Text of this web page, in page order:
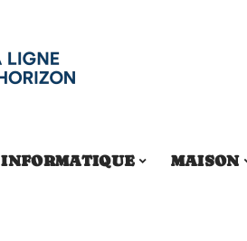
INFORMATIQUE MAISON